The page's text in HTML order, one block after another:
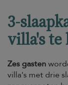
3-
villa's
Zes gasten
villa's met drie